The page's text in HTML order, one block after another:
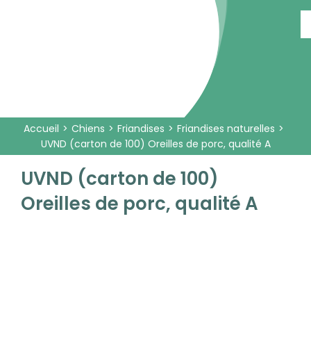
Accueil Chiens Friandises
Friandises naturelles
UVND (carton de 100) Oreilles de porc, qualité A
UVND (carton de 100)
Oreilles de porc, qualité A